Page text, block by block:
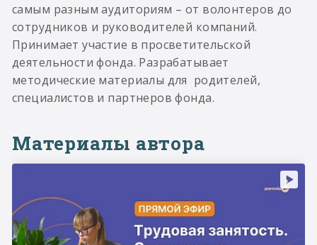
самым разным аудиториям – от волонтеров до
сотрудников и руководителей компаний.
Принимает участие в просветительской
деятельности фонда. Разрабатывает
методические материалы для родителей,
специалистов и партнеров фонда.
Материалы автора